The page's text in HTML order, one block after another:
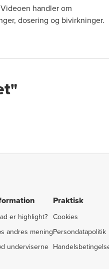
handler om
dosering og bivirkninger.
er highlight?
andres mening
underviserne
Praktisk
Cookies
Persondatapolitik